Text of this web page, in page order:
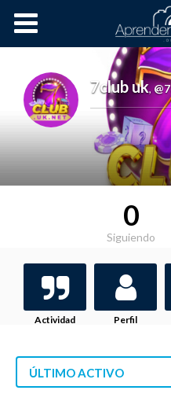
Cursos OnLine
7club uk,
0
Siguiendo
Actividad Perfil
ÚLTIMO ACTIVO